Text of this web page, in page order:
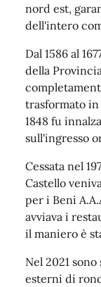
nord est,
dell'intero
Dal 1586 al
della
trasformato
1848 fu
sull'ingresso
Cessata nel
Castello
per i Beni
avviava i
il maniero è
Nel 2021
esterni di